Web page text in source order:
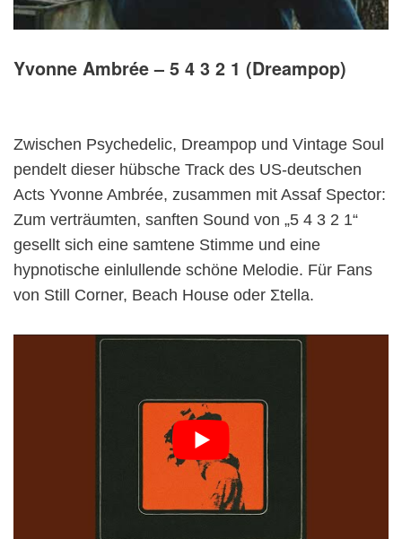
Yvonne Ambrée – 5 4 3 2 1 (Dreampop)
Zwischen Psychedelic, Dreampop und Vintage Soul
pendelt dieser hübsche Track des US-deutschen
Acts Yvonne Ambrée, zusammen mit Assaf Spector:
Zum verträumten, sanften Sound von „5 4 3 2 1“
gesellt sich eine samtene Stimme und eine
hypnotische einlullende schöne Melodie. Für Fans
von Still Corner, Beach House oder Σtella.